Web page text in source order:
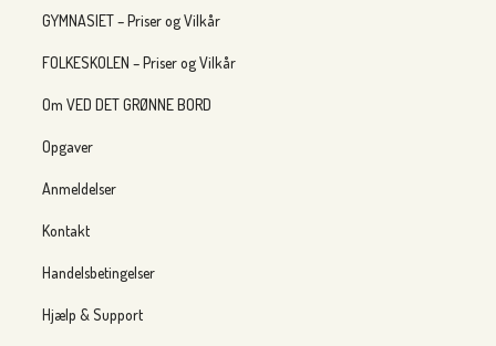
GYMNASIET – Priser og Vilkår
FOLKESKOLEN – Priser og Vilkår
Om VED DET GRØNNE BORD
Opgaver
Anmeldelser
Kontakt
Handelsbetingelser
Hjælp & Support